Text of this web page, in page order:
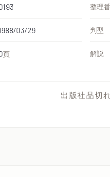
整理
03/29 判型
頁 解説
出版社品切